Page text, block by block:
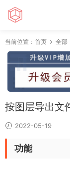
当前位置： 首页 全部
按图层导出文
2022-05-19
功能